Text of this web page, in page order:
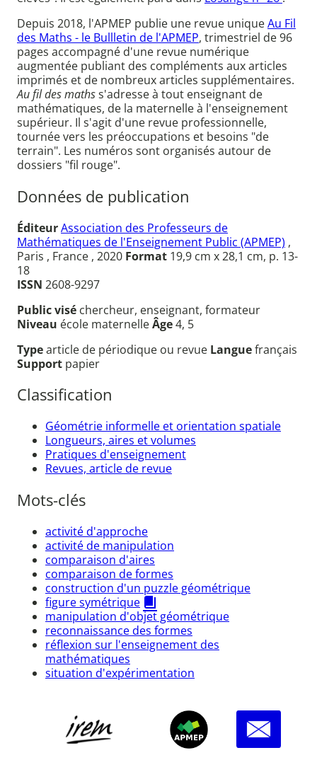
Depuis 2018, l'APMEP publie une revue uniqueAu Fil
des Maths - le Bullletin de l'APMEP, trimestriel de 96
pages accompagné d'une revue numérique
augmentée publiant des compléments aux articles
imprimés et de nombreux articles supplémentaires.
Au fil des mathss'adresse à tout enseignant de
mathématiques, de la maternelle à l'enseignement
supérieur. Il s'agit d'une revue professionnelle,
tournée vers les préoccupations et besoins "de
terrain". Les numéros sont organisés autour de
dossiers "fil rouge".
Données de publication
ÉditeurAssociation des Professeurs de
Mathématiques de l'Enseignement Public (APMEP) ,
Paris , France , 2020 Format 19,9 cm x 28,1 cm, p. 13-
18
ISSN 2608-9297
Public visé chercheur, enseignant, formateur
Niveau école maternelleÂge4, 5
Typearticle de périodique ou revue Languefrançais
Support papier
Classification
Géométrie informelle et orientation spatiale
Longueurs, aires et volumes
Pratiques d'enseignement
Revues, article de revue
Mots-clés
activité d'approche
activité de manipulation
comparaison d'aires
comparaison de formes
construction d'un puzzle géométrique
figure symétrique
manipulation d'objet géométrique
reconnaissance des formes
réflexion sur l'enseignement des
mathématiques
situation d'expérimentation